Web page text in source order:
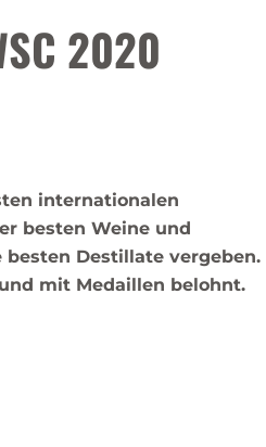
2020
internationalen
besten Weine und
Destillate vergeben.
mit Medaillen belohnt.